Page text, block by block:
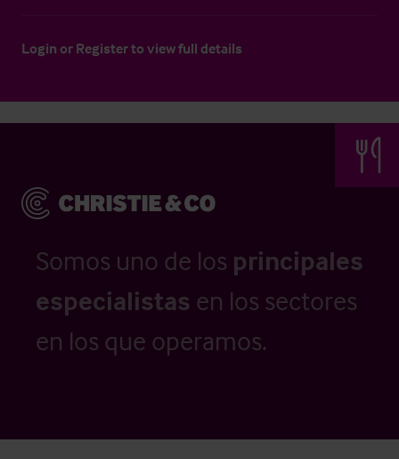
Login or Registerto view full details
Somos uno de los principales
especialistas en los sectores
en los que operamos.